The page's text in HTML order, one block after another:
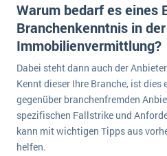
Warum bedarf es eines
Branchenkenntnis in der
Immobilienvermittlung?
Dabei steht dann auch der
Kennt dieser Ihre Branche, ist
gegenüber branchenfremden
spezifischen Fallstrike und
kann mit wichtigen Tipps aus
helfen.